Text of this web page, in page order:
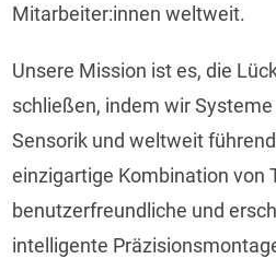
Mitarbeiter:innen weltweit.
Unsere Mission ist es, die
schließen, indem wir
Sensorik und weltweit
einzigartige Kombination von
benutzerfreundliche und
intelligente